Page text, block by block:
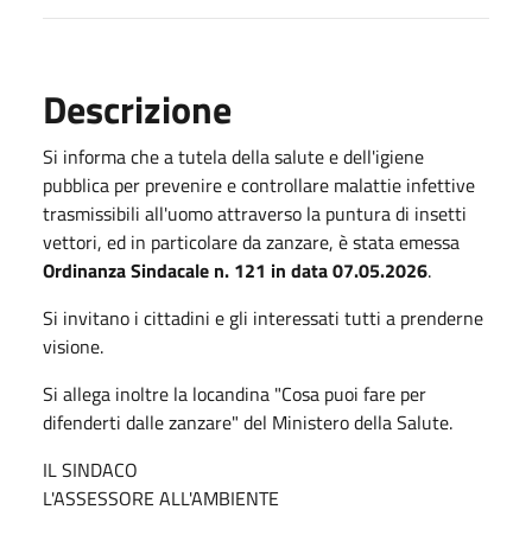
Descrizione
Si informa che a tutela della salute e dell'igiene
pubblica per prevenire e controllare malattie infettive
trasmissibili all'uomo attraverso la puntura di insetti
vettori, ed in particolare da zanzare, è stata emessa
Ordinanza Sindacale n. 121 in data 07.05.2026.
Si invitano i cittadini e gli interessati tutti a prenderne
visione.
Si allega inoltre la locandina "Cosa puoi fare per
difenderti dalle zanzare" del Ministero della Salute.
IL SINDACO
L'ASSESSORE ALL'AMBIENTE